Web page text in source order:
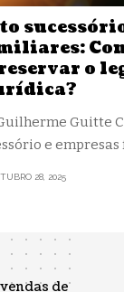
o
Guitte
e
28, 2025
de